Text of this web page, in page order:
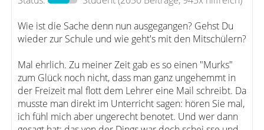
Wie ist die Sache denn nun ausgegangen? Gehst Du
wieder zur Schule und wie geht's mit den Mitschülern?
Mal ehrlich. Zu meiner Zeit gab es so einen "Murks"
zum Glück noch nicht, dass man ganz ungehemmt in
der Freizeit mal flott dem Lehrer eine Mail schreibt. Da
musste man direkt im Unterricht sagen: hören Sie mal,
ich fühl mich aber ungerecht benotet. Und wer dann